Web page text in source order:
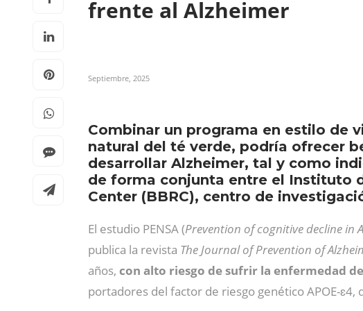
frente al Alzheimer
Septiembre, 2025
Combinar un programa en estilo de
natural del té verde, podría ofrecer
desarrollar Alzheimer, tal y como
de forma conjunta entre el Instituto
Center (BBRC), centro de
El estudio PENSA (Prevention of cognitive decline in
publica la revista The Journal of Prevention of
años, con alto riesgo de sufrir la enfermedad
portadores del factor de riesgo genético APOE-